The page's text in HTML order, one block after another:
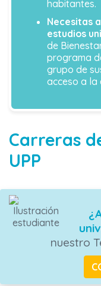
habitantes.
Necesitas
estudios
de
programa
grupo de
acceso a la
Carreras
UPP
nuestro